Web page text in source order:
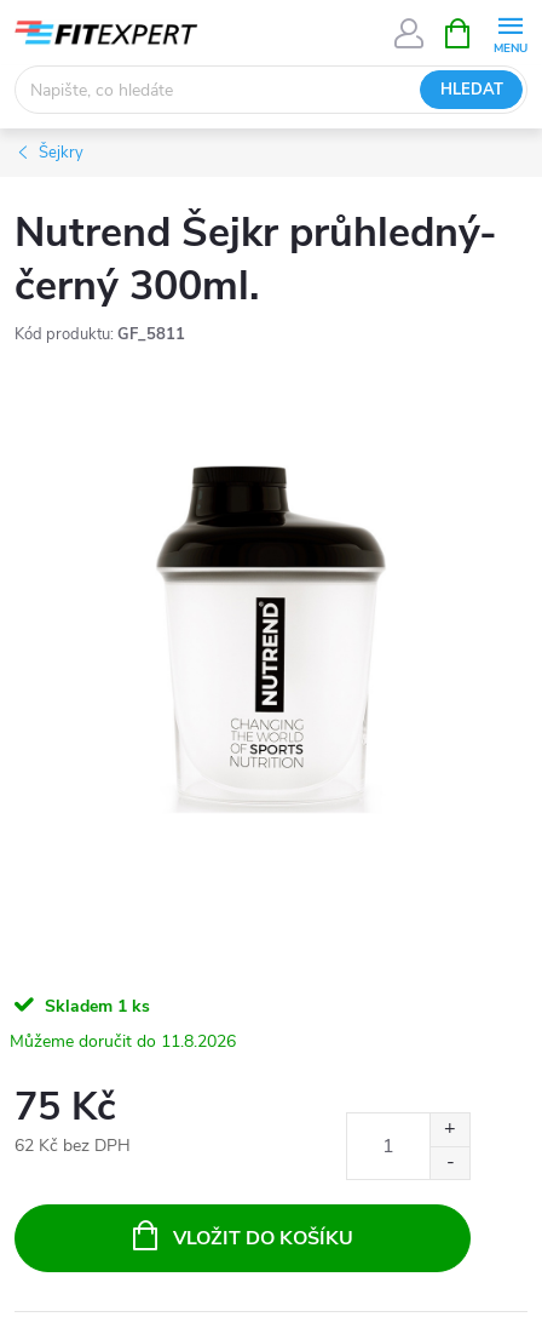
obsah
HLEDAT
NÁKUPNÍ
KOŠÍK
Šejkry
Nutrend Šejkr průhledný-
černý 300ml.
Kód produktu: GF_5811
Skladem 1 ks
11.8.2026
75 Kč
62 Kč bez DPH
cena:
VLOŽIT DO KOŠÍKU